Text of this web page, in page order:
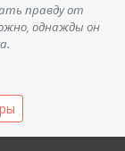
правду от
однажды он